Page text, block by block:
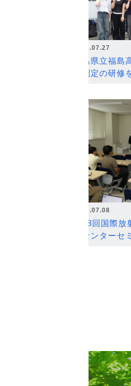
2026.07.27
福島県立福島
ン測定の研修
2026.07.08
第18回国際
ンセンターセ